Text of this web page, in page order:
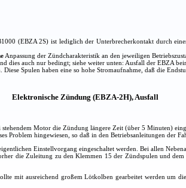
(EBZA 2S) ist lediglich der Unterbrecherkontakt durch
Anpassung der Zündcharakteristik an den jeweiligen
dies auch nur bedingt; siehe weiter unten: Ausfall der EBZA
Spulen haben eine so hohe Stromaufnahme, daß die
Elektronische Zündung (EBZA-2H), Ausfall
Motor die Zündung längere Zeit (über 5 Minuten)
Problem hingewiesen, so daß in den Betriebsanleitungen der
Einstellvorgang eingeschaltet werden. Bei allen
die Zuleitung zu den Klemmen 15 der Zündspulen und dem
mit ausreichend großem Lötkolben gearbeitet werden um